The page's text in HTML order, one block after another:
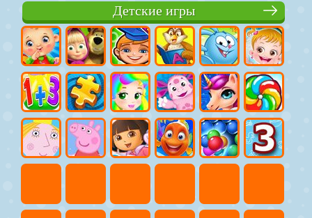
Детские игры